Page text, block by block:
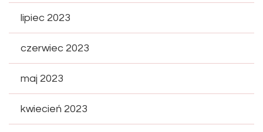
lipiec 2023
czerwiec 2023
maj 2023
kwiecień 2023